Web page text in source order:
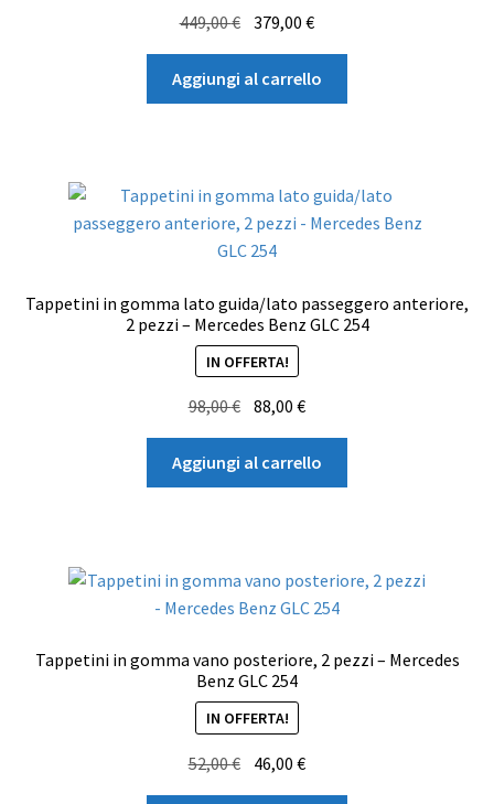
449,00€
originale
era:
379,00€Il
attuale
è:
Aggiungi al carrello
Tappetini in gomma lato guida/lato passeggero anteriore,
2 pezzi – Mercedes Benz GLC 254
IN OFFERTA!
98,00€
prezzo
originale
era:
88,00€Il
prezzo
attuale
è:
Aggiungi al carrello
Tappetini in gomma vano posteriore, 2 pezzi – Mercedes
Benz GLC 254
IN OFFERTA!
52,00€ 46,00€Il